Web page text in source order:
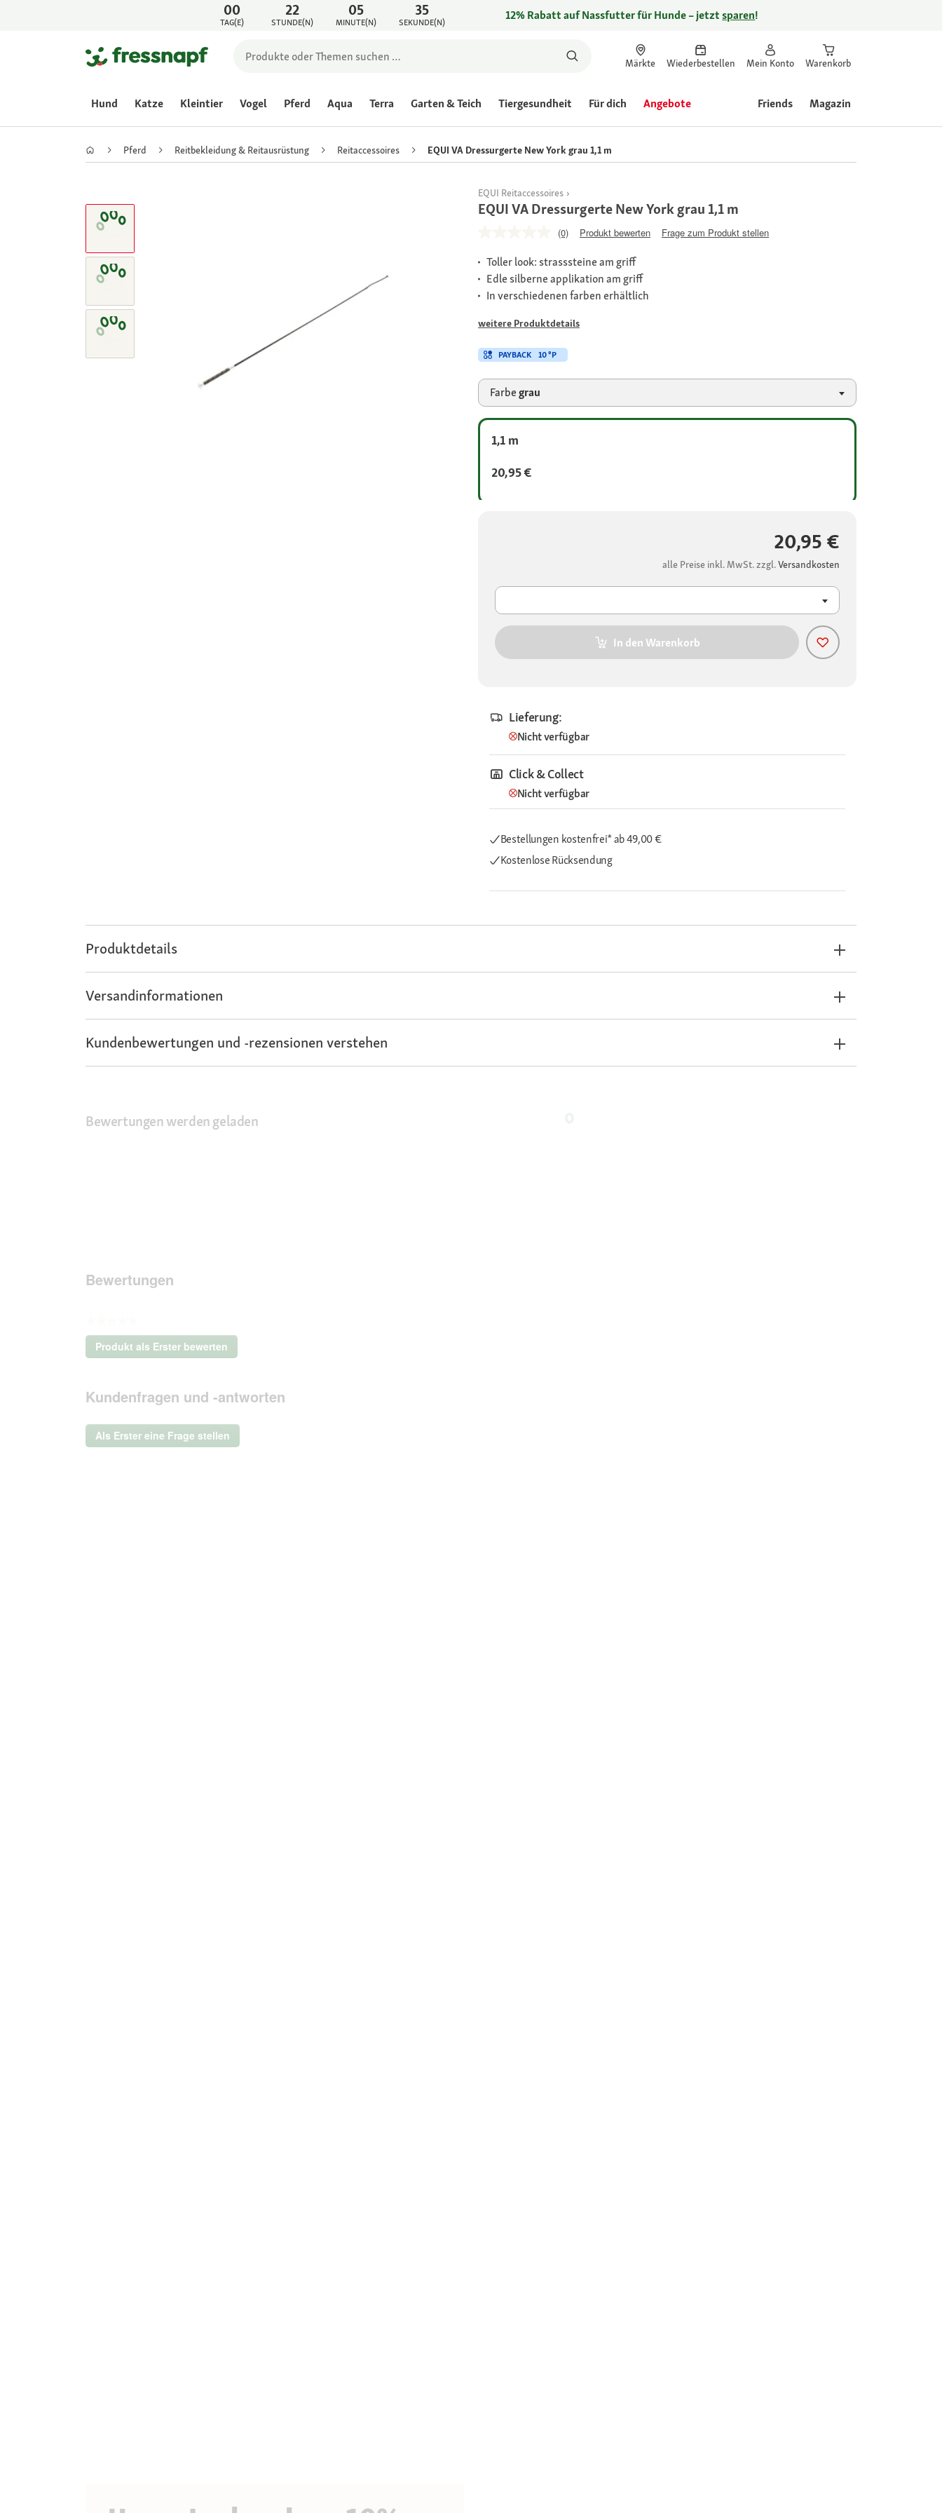
00
TAG(E)
22
STUNDE(N)
05
MINUTE(N)
35
SEKUNDE(N) 12% Rabatt auf Nassfutter für Hunde – jetztsparen!
Märkte Wiederbestellen Mein Konto Warenkorb
Hund Katze Kleintier Vogel Pferd Aqua Terra Garten & Teich Tiergesundheit Für dich Angebote Friends Magazin
Pferd Reitbekleidung & Reitausrüstung Reitaccessoires EQUI VA Dressurgerte New York grau 1,1 m
EQUI Reitaccessoires
EQUI VA Dressurgerte New York grau 1,1 m
(0) Produkt bewerten Frage zum Produkt stellen
Toller look: strasssteine am griff
Edle silberne applikation am griff
In verschiedenen farben erhältlich
weitere Produktdetails
PAYBACK 10 °P
Farbegrau
1,1 m
20,95 €
20,95 €
alle Preise inkl. MwSt. zzgl.Versandkosten
In den Warenkorb
Lieferung:
Nicht verfügbar
Click & Collect
Nicht verfügbar
Bestellungen kostenfrei*ab 49,00 €
Kostenlose Rücksendung
Produktdetails
Versandinformationen
Kundenbewertungen und -rezensionen verstehen
Bewertungen werden geladen
Bewertungen
Kein
Beurteilungswert
Produkt als Erster bewerten
.
Aktion
ein
modales
Kundenfragen und -antworten
Als Erster eine Frage stellen